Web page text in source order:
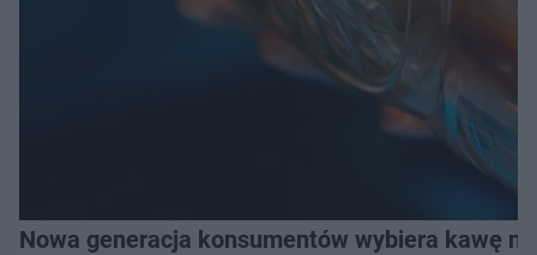
Nowa generacja konsumentów wybiera kawę